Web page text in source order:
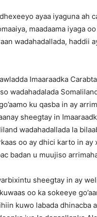
ayaa iyaguna ah
maadaama iyaga
wadahadallada, haddii
Imaaraadka
wadahadalada
ku qasba in ay
sheegtay in
wadahadallada la
oo ay dhici karto in
badan u muujiso
sheegtay in ay
oo ka sokeeye
kuwo labada dhinacba